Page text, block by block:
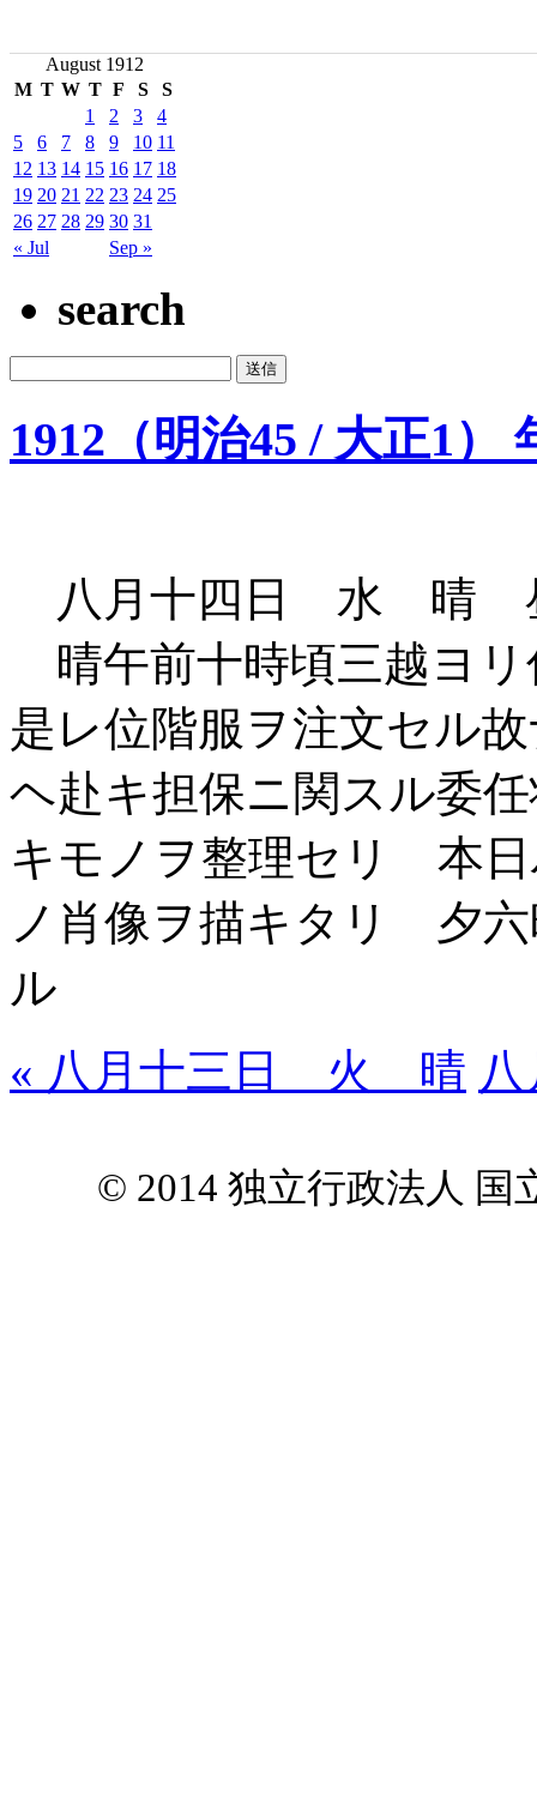
August 1912
M T W T F S S
« Jul Sep »
1 2 3
4
5
6 7 8 9 10 11
12 13 14 15 16 17 18
19 20 21 22 23 24 25
26 27 28 29 30 31
search
1912（明治45 / 大正1）
八月十四日 水 晴
晴午前十時頃三越ヨ
是レ位階服ヲ注文セル
ヘ赴キ担保ニ関スル委
キモノヲ整理セリ 本日
ノ肖像ヲ描キタリ 夕
ル
« 八月十三日 火 晴
© 2014 独立行政法人 国